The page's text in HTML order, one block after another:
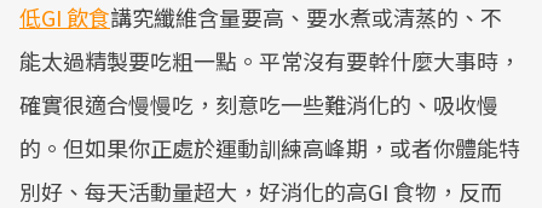
低GI 飲食講究纖維含量要高、要水煮或清蒸的、不
能太過精製要吃粗一點。平常沒有要幹什麼大事時，
確實很適合慢慢吃，刻意吃一些難消化的、吸收慢
的。但如果你正處於運動訓練高峰期，或者你體能特
別好、每天活動量超大，好消化的高GI 食物，反而